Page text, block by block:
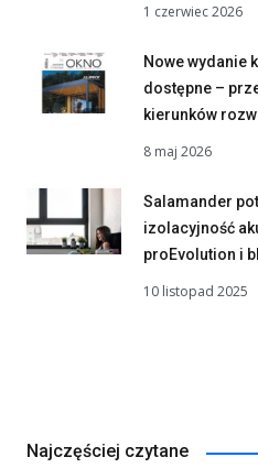
1 czerwiec 2026
Nowe wydanie
dostępne –
kierunków
8 maj 2026
Salamander
izolacyjność
proEvolution i
10 listopad 2025
Najczęściej czytane